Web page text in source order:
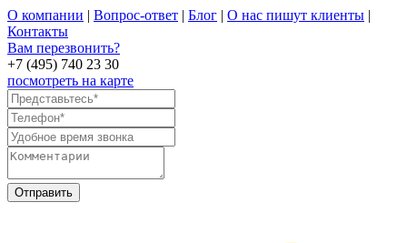
О компании | Вопрос-ответ | Блог | О нас пишут клиенты |
Контакты
Вам перезвонить?
+7 (495) 740 23 30
посмотреть на карте